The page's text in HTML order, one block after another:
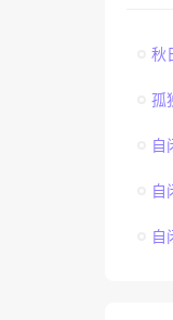
秋
孤
自
自
自